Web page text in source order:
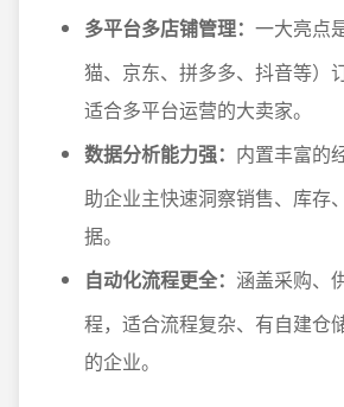
多平台多店铺管理： 一大亮点
猫、京东、拼多多、抖音等）
适合多平台运营的大卖家。
数据分析能力强： 内置丰富的
助企业主快速洞察销售、库存
据。
自动化流程更全： 涵盖采购、
程，适合流程复杂、有自建仓
的企业。